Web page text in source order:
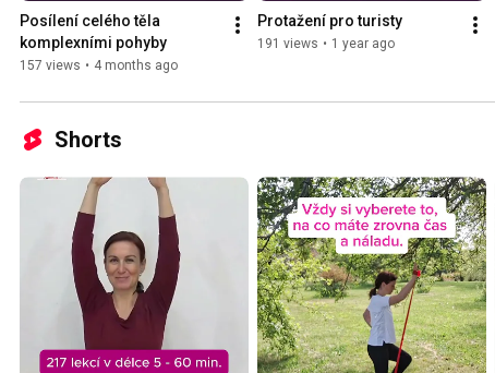
Posílení celého těla
komplexními pohyby
157 views • 4 months ago
Protažení pro turisty
191 views • 1 year ago
Shorts